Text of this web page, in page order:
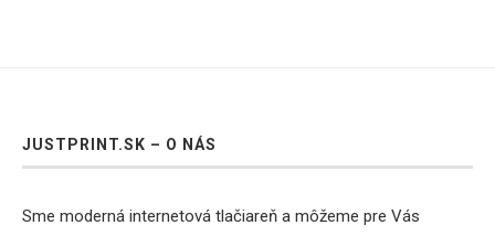
JUSTPRINT.SK – O NÁS
Sme moderná internetová tlačiareň a môžeme pre Vás